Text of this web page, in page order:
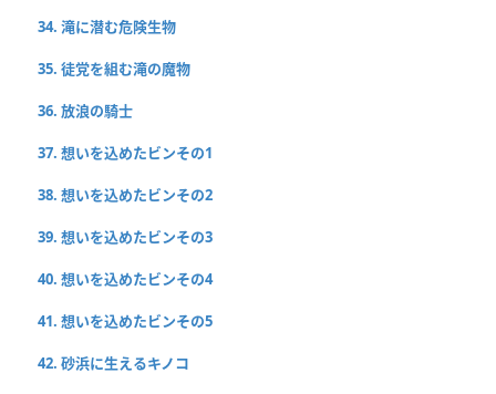
34. 滝に潜む危険生物
35. 徒党を組む滝の魔物
36. 放浪の騎士
37. 想いを込めたビンその1
38. 想いを込めたビンその2
39. 想いを込めたビンその3
40. 想いを込めたビンその4
41. 想いを込めたビンその5
42. 砂浜に生えるキノコ